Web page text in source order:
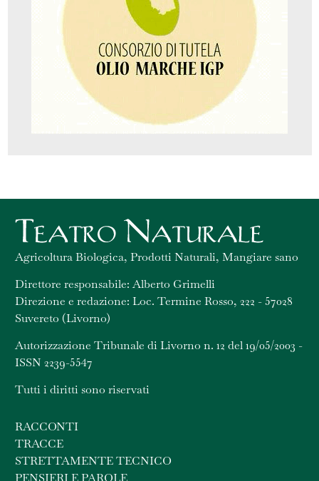
Agricoltura Biologica, Prodotti Naturali, Mangiare sano
Direttore responsabile: Alberto Grimelli
Direzione e redazione: Loc. Termine Rosso, 222 - 57028
Suvereto (Livorno)
Autorizzazione Tribunale di Livorno n. 12 del 19/05/2003 -
ISSN 2239-5547
Tutti i diritti sono riservati
RACCONTI
TRACCE
STRETTAMENTE TECNICO
PENSIERI E PAROLE